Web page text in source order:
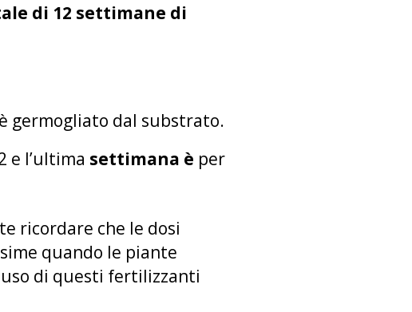
di 12 settimane di
germogliato dal substrato.
e l’ultima settimana è per
ricordare che le dosi
quando le piante
di questi fertilizzanti